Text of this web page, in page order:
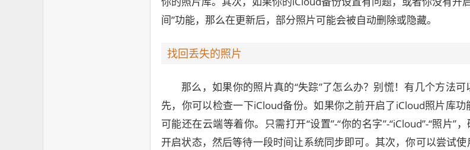
间”功能，那么在更新后，部分照片可能会被自动删除或隐藏。
找回丢失的照片
那么，如果你的照片真的“失踪”了怎么办？别慌！有几个方法
先，你可以检查一下iCloud备份。如果你之前开启了iCloud照片库
可能还在云端等着你。只需打开“设置”-“你的名字”-“iCloud”-“照片”
开启状态，然后等待一段时间让系统同步即可。其次，你可以尝试